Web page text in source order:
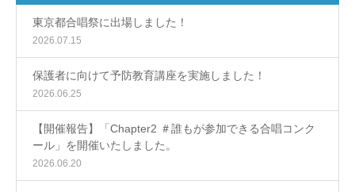
東京都合唱祭に出場しました！
2026.07.15
保護者に向けて予防教育講座を実施しました！
2026.06.25
【開催報告】「Chapter2 ＃誰もが参加できる合唱コンク
ール」を開催いたしました。
2026.06.20